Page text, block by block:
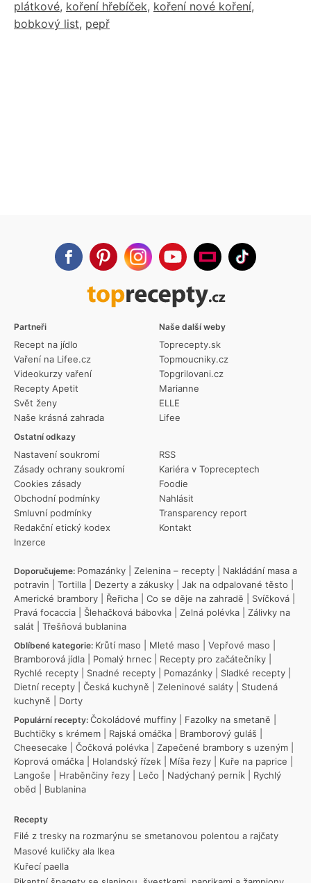
plátkové, koření hřebíček, koření nové koření,
bobkový list, pepř
Partneři
Recept na jídlo
Vaření na Lifee.cz
Videokurzy vaření
Recepty Apetit
Svět ženy
Naše krásná zahrada
Ostatní odkazy
Nastavení soukromí
Zásady ochrany soukromí
Cookies zásady
Obchodní podmínky
Smluvní podmínky
Redakční etický kodex
Inzerce
RSS
Kariéra v Topreceptech
Foodie
Nahlásit
Transparency report
Kontakt
Naše další weby
Toprecepty.sk
Topmoucniky.cz
Topgrilovani.cz
Marianne
ELLE
Lifee
Doporučujeme: Pomazánky Zelenina – recepty
Nakládání masa a
potravin
Tortilla Dezerty a zákusky Jak na odpalované těsto
Americké brambory
Řeřicha Co se děje na zahradě Svíčková
Pravá focaccia
Šlehačková bábovka Zelná polévka
Zálivky na
salát
Třešňová bublanina
Oblíbené kategorie: Krůtí maso Mleté maso Vepřové maso
Bramborová jídla
Pomalý hrnec Recepty pro začátečníky
Rychlé recepty
Snadné recepty Pomazánky Sladké recepty
Dietní recepty
Česká kuchyně Zeleninové saláty
Studená
kuchyně
Dorty
Populární recepty: Čokoládové muffiny Fazolky na smetaně
Buchtičky s krémem
Rajská omáčka Bramborový guláš
Cheesecake
Čočková polévka Zapečené brambory s uzeným
Koprová omáčka
Holandský řízek Míša řezy Kuře na paprice
Langoše
Hraběnčiny řezy Lečo Nadýchaný perník
Rychlý
oběd
Bublanina
Recepty
Filé z tresky na rozmarýnu se smetanovou polentou a rajčaty
Masové kuličky ala Ikea
Kuřecí paella